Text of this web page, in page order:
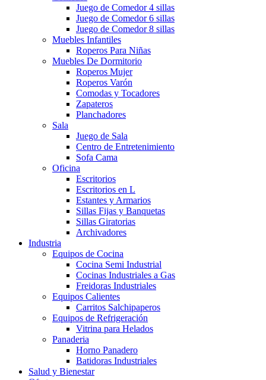
Juego de Comedor 4 sillas
Juego de Comedor 6 sillas
Juego de Comedor 8 sillas
Muebles Infantiles
Roperos Para Niñas
Muebles De Dormitorio
Roperos Mujer
Roperos Varón
Comodas y Tocadores
Zapateros
Planchadores
Sala
Juego de Sala
Centro de Entretenimiento
Sofa Cama
Oficina
Escritorios
Escritorios en L
Estantes y Armarios
Sillas Fijas y Banquetas
Sillas Giratorias
Archivadores
Industria
Equipos de Cocina
Cocina Semi Industrial
Cocinas Industriales a Gas
Freidoras Industriales
Equipos Calientes
Carritos Salchipaperos
Equipos de Refrigeración
Vitrina para Helados
Panaderia
Horno Panadero
Batidoras Industriales
Salud y Bienestar